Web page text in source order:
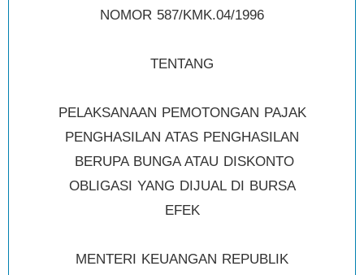
NOMOR 587/KMK.04/1996
TENTANG
PELAKSANAAN PEMOTONGAN PAJAK
PENGHASILAN ATAS PENGHASILAN
BERUPA BUNGA ATAU DISKONTO
OBLIGASI YANG DIJUAL DI BURSA
EFEK
MENTERI KEUANGAN REPUBLIK